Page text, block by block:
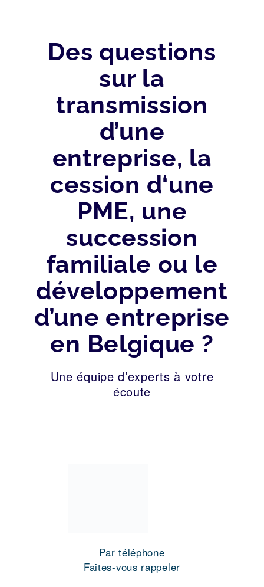
Des questions
sur la
transmission
d’une
entreprise, la
cession d‘une
PME, une
succession
familiale ou le
développement
d’une entreprise
en Belgique ?
Une équipe d’experts à votre
écoute
Par téléphone
Faites-vous rappeler